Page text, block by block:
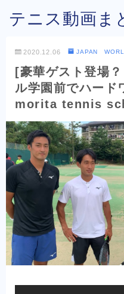
テニス動画ま
2020.12.06 JAPAN
[豪華ゲスト登場
ル学園前でハー
morita tennis